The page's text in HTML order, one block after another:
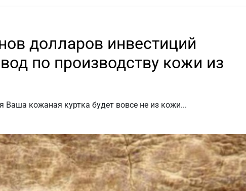
долларов инвестиций
по производству кожи из
кожаная куртка будет вовсе не из кожи...